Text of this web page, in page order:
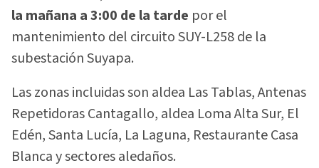
la mañana a 3:00 de la tarde por el
mantenimiento del circuito SUY-L258 de la
subestación Suyapa.
Las zonas incluidas son aldea Las Tablas, Antenas
Repetidoras Cantagallo, aldea Loma Alta Sur, El
Edén, Santa Lucía, La Laguna, Restaurante Casa
Blanca y sectores aledaños.